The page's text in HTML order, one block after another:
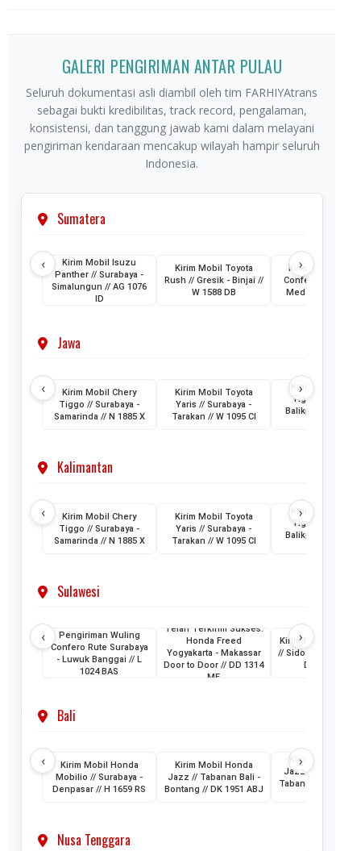
GALERI PENGIRIMAN ANTAR PULAU
Seluruh dokumentasi asli diambil oleh tim FARHIYAtrans
sebagai bukti kredibilitas, track record, pengalaman,
konsistensi, dan tanggung jawab kami dalam melayani
pengiriman kendaraan mencakup wilayah hampir seluruh
Indonesia.
Sumatera
‹
Kirim Mobil Isuzu
Panther // Surabaya -
Simalungun // AG 1076
ID
Kirim Mobil Toyota
Rush // Gresik - Binjai //
W 1588 DB
Kirim Mobil
Confero //
Medan // L 1202
›
Jawa
‹
Kirim Mobil Chery
Tiggo // Surabaya -
Samarinda // N 1885 X
Kirim Mobil Toyota
Yaris // Surabaya -
Tarakan // W 1095 CI
Kirim Mobil
Tiggo // Jakarta
Balikpapan // D
›
Kalimantan
‹
Kirim Mobil Chery
Tiggo // Surabaya -
Samarinda // N 1885 X
Kirim Mobil Toyota
Yaris // Surabaya -
Tarakan // W 1095 CI
Kirim Mobil
Tiggo // Jakarta
Balikpapan // D
›
Sulawesi
‹
Pengiriman Wuling
Confero Rute Surabaya
- Luwuk Banggai // L
1024 BAS
Telah Terkirim Sukses:
Honda Freed
Yogyakarta - Makassar
Door to Door // DD 1314
ME
Kirim Mobil Honda
// Sidoarjo -
DH 1024 KB
›
Bali
‹
Kirim Mobil Honda
Mobilio // Surabaya -
Denpasar // H 1659 RS
Kirim Mobil Honda
Jazz // Tabanan Bali -
Bontang // DK 1951 ABJ
Kirim Mobil
Jazz //
Tabanan Bali // DK
›
Nusa Tenggara